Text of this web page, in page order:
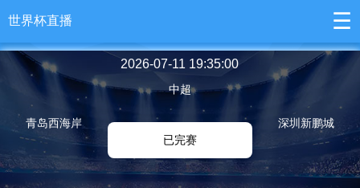
世界杯直播 ☰
青岛西海岸
2026-07-11 19:35:00
中超
已完赛
深圳新鹏城